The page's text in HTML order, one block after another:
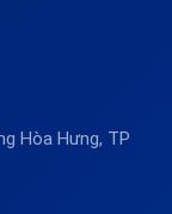
Hòa Hưng, TP